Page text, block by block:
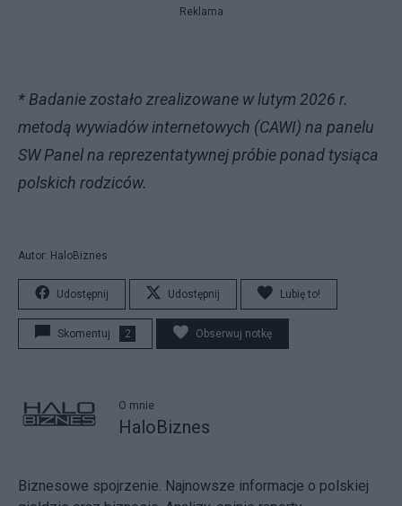
Reklama
* Badanie zostało zrealizowane w lutym 2026 r.
metodą wywiadów internetowych (CAWI) na panelu
SW Panel na reprezentatywnej próbie ponad tysiąca
polskich rodziców.
Autor: HaloBiznes
Udostępnij Udostępnij Lubię to!
Skomentuj 2 Obserwuj notkę
O mnie
HaloBiznes
Biznesowe spojrzenie. Najnowsze informacje o polskiej